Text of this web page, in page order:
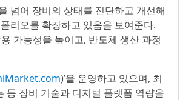
넘어 장비의 상태를 진단하고 개선해
리오를 확장하고 있음을 보여준다.
가능성을 높이고, 반도체 생산 과정
)’을 운영하고 있으며, 최
등 장비 기술과 디지털 플랫폼 역량을